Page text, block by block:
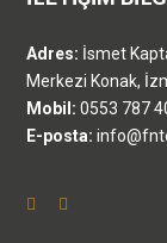
Adres: İsmet
Merkezi Konak,
Mobil:0553 787
E-posta: